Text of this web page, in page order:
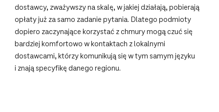
dostawcy, zważywszy na skalę, w jakiej działają, pobierają
opłaty już za samo zadanie pytania. Dlatego podmioty
dopiero zaczynające korzystać z chmury mogą czuć się
bardziej komfortowo w kontaktach z lokalnymi
dostawcami, którzy komunikują się w tym samym języku
i znają specyfikę danego regionu.